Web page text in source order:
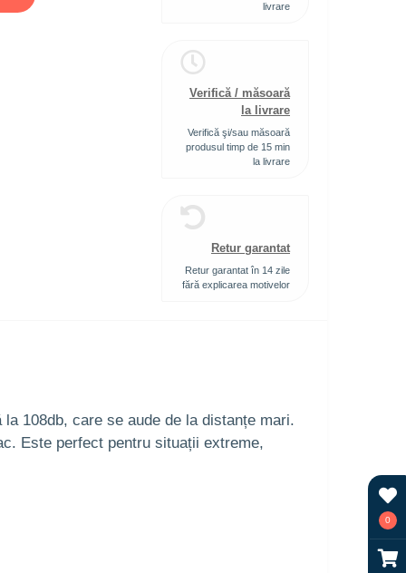
0
livrare
Verifică / măsoară
la livrare
Verifică şi/sau măsoară
produsul timp de 15 min
la livrare
Retur garantat
Retur garantat în 14 zile
fără explicarea motivelor
108db, care se aude de la distanțe mari.
Este perfect pentru situații extreme,